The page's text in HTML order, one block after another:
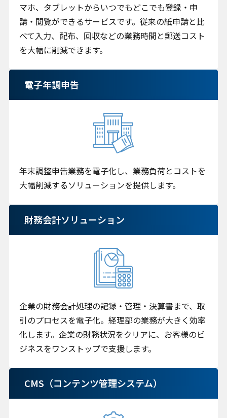
マホ、タブレットからいつでもどこでも登録・申
請・閲覧ができるサービスです。従来の紙申請と比
べて入力、配布、回収などの業務時間と郵送コスト
を大幅に削減できます。
電子年調申告
年末調整申告業務を電子化し、業務負荷とコストを
大幅削減するソリューションを提供します。
財務会計ソリューション
企業の財務会計処理の記録・管理・決算書まで、取
引のプロセスを電子化。経理部の業務が大きく効率
化します。企業の財務状況をクリアに、お客様のビ
ジネスをワンストップで支援します。
CMS（コンテンツ管理システム）